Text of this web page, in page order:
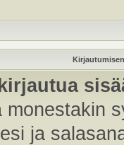
monestakin
ja